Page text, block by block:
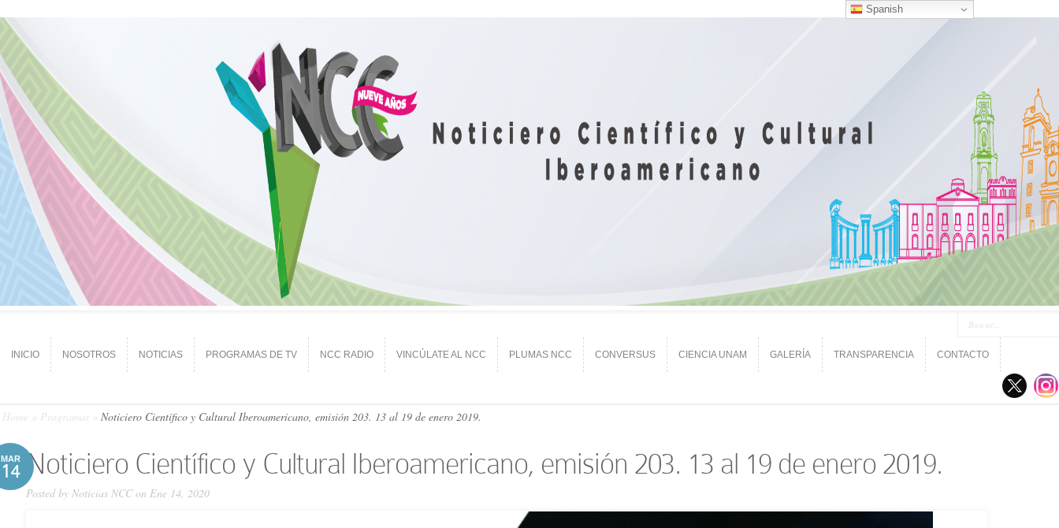
INICIO NOSOTROS NOTICIAS PROGRAMAS DE TV NCC RADIO VINCÚLATE AL NCC PLUMAS NCC CONVERSUS CIENCIA UNAM GALERÍA TRANSPARENCIA CONTACTO
Home Programas Noticiero Científico y Cultural Iberoamericano, emisión 203. 13 al 19 de enero 2019.
MAR
14 Noticiero Científico y Cultural Iberoamericano, emisión 203. 13 al 19 de enero 2019.
Posted by Noticias NCCon Ene 14, 2020
Spanish